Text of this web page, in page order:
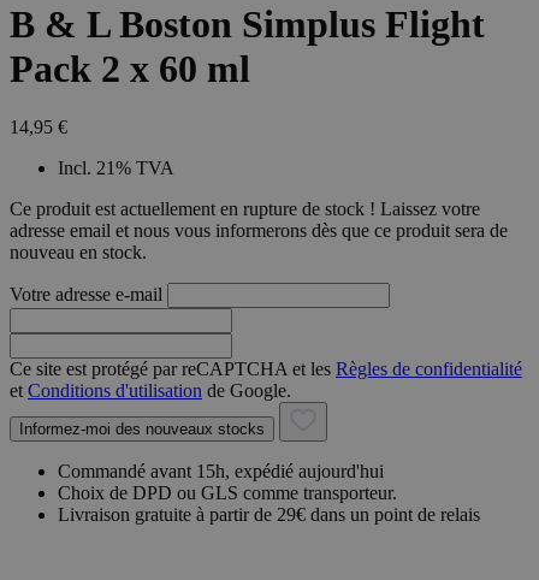
B & L Boston Simplus Flight
Pack 2 x 60 ml
14,95 €
Incl. 21% TVA
Ce produit est actuellement en rupture de stock ! Laissez votre
adresse email et nous vous informerons dès que ce produit sera de
nouveau en stock.
Votre adresse e-mail
Ce site est protégé par reCAPTCHA et les Règles de confidentialité
et Conditions d'utilisation de Google.
Informez-moi des nouveaux stocks
Commandé avant 15h, expédié aujourd'hui
Choix de DPD ou GLS comme transporteur.
Livraison gratuite à partir de 29€ dans un point de relais